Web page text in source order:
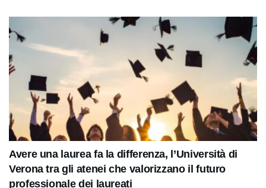
Avere una laurea fa la differenza, l’Università di
Verona tra gli atenei che valorizzano il futuro
professionale dei laureati